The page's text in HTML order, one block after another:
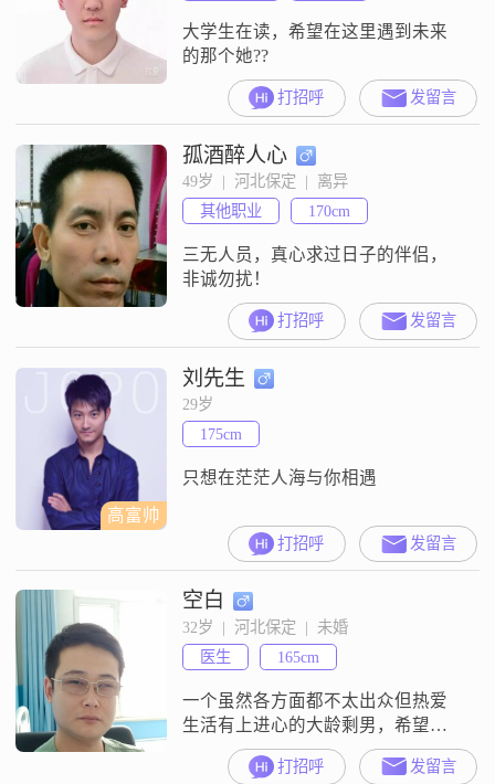
大学生在读，希望在这里遇到未来
的那个她??
打招呼 发留言
孤酒醉人心
49岁  |  河北保定  |  离异
其他职业
170cm
三无人员，真心求过日子的伴侣，
非诚勿扰！
打招呼 发留言
高富帅
刘先生
29岁
175cm
只想在茫茫人海与你相遇
打招呼 发留言
空白
32岁  |  河北保定  |  未婚
医生
165cm
一个虽然各方面都不太出众但热爱
生活有上进心的大龄剩男，希望找
一个保定地区的小姐姐共度余生，
没什么要求只要双方有好感就可以
打招呼 发留言